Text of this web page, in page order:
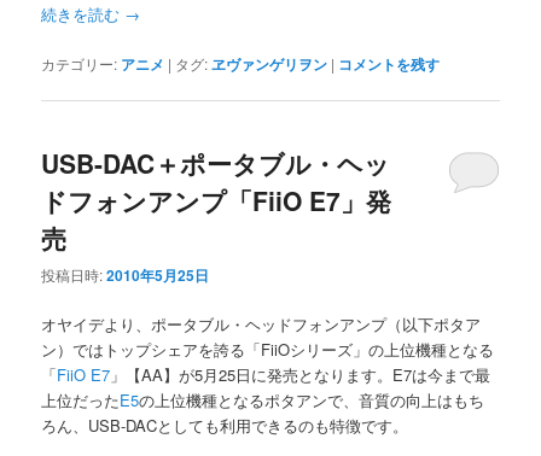
続きを読む →
カテゴリー: アニメ | タグ:ヱヴァンゲリヲン | コメントを残す
USB-DAC＋ポータブル・ヘッ
ドフォンアンプ「FiiO E7」発
売
投稿日時:2010年5月25日
オヤイデより、ポータブル・ヘッドフォンアンプ（以下ポタア
ン）ではトップシェアを誇る「FiiOシリーズ」の上位機種となる
「FiiO E7 」【AA】が5月25日に発売となります。E7は今まで最
上位だったE5の上位機種となるポタアンで、音質の向上はもち
ろん、USB-DACとしても利用できるのも特徴です。